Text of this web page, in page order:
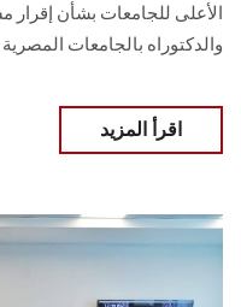
الأعلى للجامعات بشأن إقرار
والدكتوراه بالجامعات المصرية
اقرأ المزيد